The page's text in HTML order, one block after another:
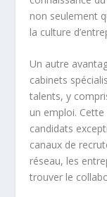
non seulement
la culture
Un autre
cabinets
talents, y
un emploi.
candidats
canaux de
réseau, les
trouver le